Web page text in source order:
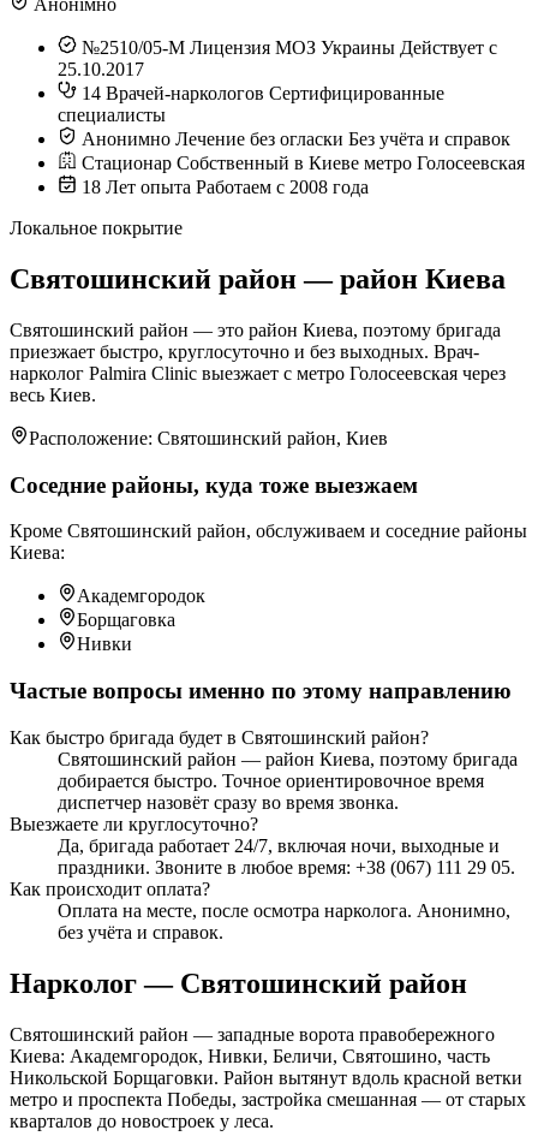
Анонімно
№2510/05-М Лицензия МОЗ Украины Действует с
25.10.2017
14 Врачей-наркологов Сертифицированные
специалисты
Анонимно Лечение без огласки Без учёта и справок
Стационар Собственный в Киеве метро Голосеевская
18 Лет опыта Работаем с 2008 года
Локальное покрытие
Святошинский район — район Киева
Святошинский район — это район Киева, поэтому бригада
приезжает быстро, круглосуточно и без выходных. Врач-
нарколог Palmira Clinic выезжает с метро Голосеевская через
весь Киев.
Расположение: Святошинский район, Киев
Соседние районы, куда тоже выезжаем
Кроме Святошинский район, обслуживаем и соседние районы
Киева:
Академгородок
Борщаговка
Нивки
Частые вопросы именно по этому направлению
Как быстро бригада будет в Святошинский район?
Святошинский район — район Киева, поэтому бригада
добирается быстро. Точное ориентировочное время
диспетчер назовёт сразу во время звонка.
Выезжаете ли круглосуточно?
Да, бригада работает 24/7, включая ночи, выходные и
праздники. Звоните в любое время: +38 (067) 111 29 05.
Как происходит оплата?
Оплата на месте, после осмотра нарколога. Анонимно,
без учёта и справок.
Нарколог — Святошинский район
Святошинский район — западные ворота правобережного
Киева: Академгородок, Нивки, Беличи, Святошино, часть
Никольской Борщаговки. Район вытянут вдоль красной ветки
метро и проспекта Победы, застройка смешанная — от старых
кварталов до новостроек у леса.